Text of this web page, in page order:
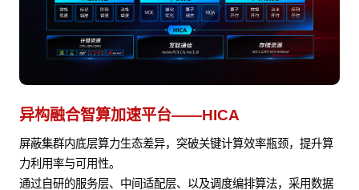
异构融合智算加速平台——HICA
屏蔽集群内底层算力生态差异，突破关键计算效率瓶颈，提升算
力利用率与可用性。
通过自研的服务层、中间适配层、以及调度编排算法，采用数据